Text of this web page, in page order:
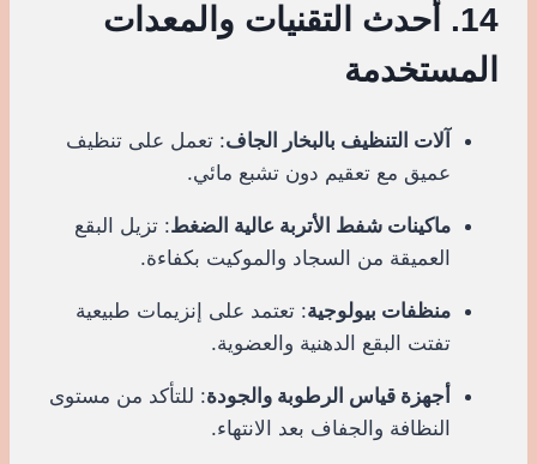
14. أحدث التقنيات والمعدات
المستخدمة
آلات التنظيف بالبخار الجاف: تعمل على تنظيف
عميق مع تعقيم دون تشبع مائي.
ماكينات شفط الأتربة عالية الضغط: تزيل البقع
العميقة من السجاد والموكيت بكفاءة.
منظفات بيولوجية: تعتمد على إنزيمات طبيعية
تفتت البقع الدهنية والعضوية.
أجهزة قياس الرطوبة والجودة: للتأكد من مستوى
النظافة والجفاف بعد الانتهاء.